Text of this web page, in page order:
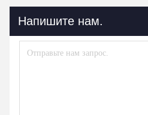
Напишите нам.